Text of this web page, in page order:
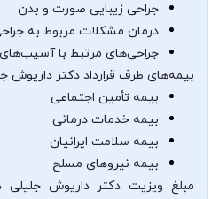
جراحی زیبایی صورت و بدن
درمان مشکلات مربوط به
جراحی‌های مرتبط با
بیمه‌های طرف قرارداد دکتر داریوش
بیمه تأمین اجتماعی
بیمه خدمات درمانی
بیمه سلامت ایرانیان
بیمه نیروهای مسلح
مبلغ ویزیت دکتر داریوش